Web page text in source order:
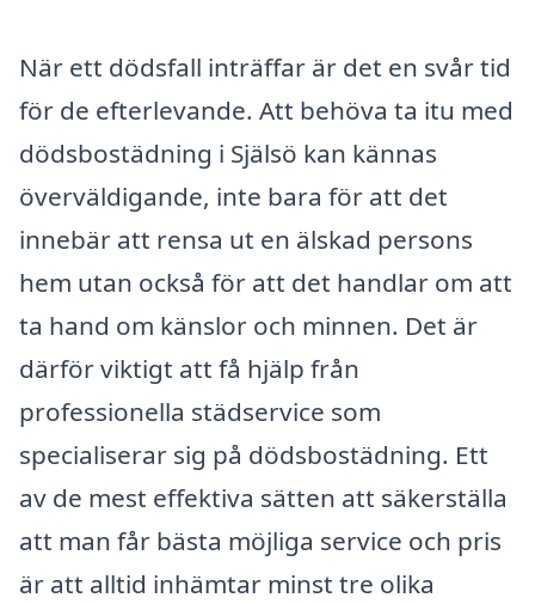
När ett dödsfall inträffar är det en svår tid
för de efterlevande. Att behöva ta itu med
dödsbostädning i Själsö kan kännas
överväldigande, inte bara för att det
innebär att rensa ut en älskad persons
hem utan också för att det handlar om att
ta hand om känslor och minnen. Det är
därför viktigt att få hjälp från
professionella städservice som
specialiserar sig på dödsbostädning. Ett
av de mest effektiva sätten att säkerställa
att man får bästa möjliga service och pris
är att alltid inhämtar minst tre olika